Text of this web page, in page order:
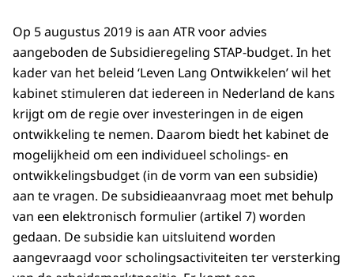
Op 5 augustus 2019 is aan ATR voor advies
aangeboden de Subsidieregeling STAP-budget. In het
kader van het beleid ‘Leven Lang Ontwikkelen’ wil het
kabinet stimuleren dat iedereen in Nederland de kans
krijgt om de regie over investeringen in de eigen
ontwikkeling te nemen. Daarom biedt het kabinet de
mogelijkheid om een individueel scholings- en
ontwikkelingsbudget (in de vorm van een subsidie)
aan te vragen. De subsidieaanvraag moet met behulp
van een elektronisch formulier (artikel 7) worden
gedaan. De subsidie kan uitsluitend worden
aangevraagd voor scholingsactiviteiten ter versterking